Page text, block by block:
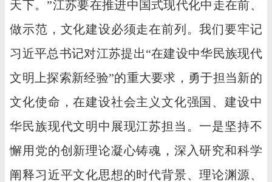
天下。”江苏要在推进中国式现代化中走在前、
做示范，文化建设必须走在前列。我们要牢记
习近平总书记对江苏提出“在建设中华民族现代
文明上探索新经验”的重大要求，勇于担当新的
文化使命，在建设社会主义文化强国、建设中
华民族现代文明中展现江苏担当。一是坚持不
懈用党的创新理论凝心铸魂，深入研究和科学
阐释习近平文化思想的时代背景、理论渊源、